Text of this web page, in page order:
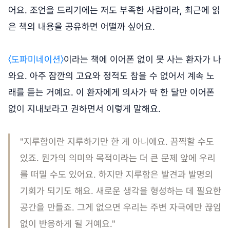
어요. 조언을 드리기에는 저도 부족한 사람이라, 최근에 읽
은 책의 내용을 공유하면 어떨까 싶어요.
〈도파미네이션〉이라는 책에 이어폰 없이 못 사는 환자가 나
와요. 아주 잠깐의 고요와 정적도 참을 수 없어서 계속 노
래를 듣는 거예요. 이 환자에게 의사가 딱 한 달만 이어폰
없이 지내보라고 권하면서 이렇게 말해요.
"지루함이란 지루하기만 한 게 아니에요. 끔찍할 수도
있죠. 뭔가의 의미와 목적이라는 더 큰 문제 앞에 우리
를 떠밀 수도 있어요. 하지만 지루함은 발견과 발명의
기회가 되기도 해요. 새로운 생각을 형성하는 데 필요한
공간을 만들죠. 그게 없으면 우리는 주변 자극에만 끊임
없이 반응하게 될 거예요."